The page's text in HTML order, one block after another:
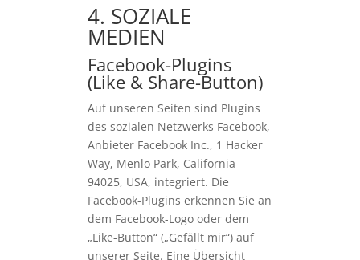
4. SOZIALE
MEDIEN
Facebook-Plugins
(Like & Share-Button)
Auf unseren Seiten sind Plugins
des sozialen Netzwerks Facebook,
Anbieter Facebook Inc., 1 Hacker
Way, Menlo Park, California
94025, USA, integriert. Die
Facebook-Plugins erkennen Sie an
dem Facebook-Logo oder dem
„Like-Button“ („Gefällt mir“) auf
unserer Seite. Eine Übersicht